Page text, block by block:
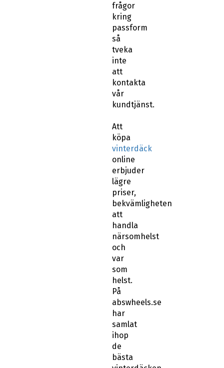
frågor
kring
passform
så
tveka
inte
att
kontakta
vår
kundtjänst.
Att
köpa
vinterdäck
online
erbjuder
lägre
priser,
bekvämligheten
att
handla
närsomhelst
och
var
som
helst.
På
abswheels.se
har
samlat
ihop
de
bästa